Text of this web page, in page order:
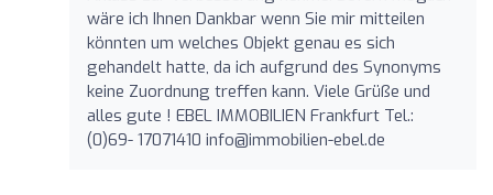
wäre ich Ihnen Dankbar wenn Sie mir mitteilen
könnten um welches Objekt genau es sich
gehandelt hatte, da ich aufgrund des Synonyms
keine Zuordnung treffen kann. Viele Grüße und
alles gute ! EBEL IMMOBILIEN Frankfurt Tel.:
(0)69- 17071410 info@immobilien-ebel.de